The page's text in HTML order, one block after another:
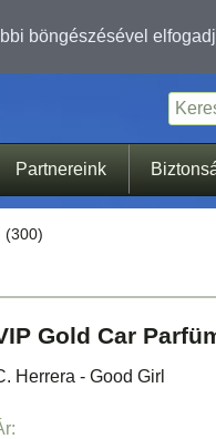
böngészésével
Partnereink
(300)
Gold Car
Herrera - Good Girl